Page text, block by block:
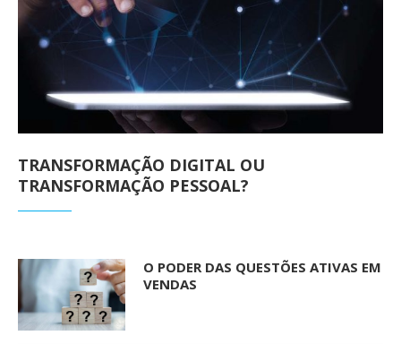
TRANSFORMAÇÃO DIGITAL OU
TRANSFORMAÇÃO PESSOAL?
O PODER DAS QUESTÕES ATIVAS EM
VENDAS